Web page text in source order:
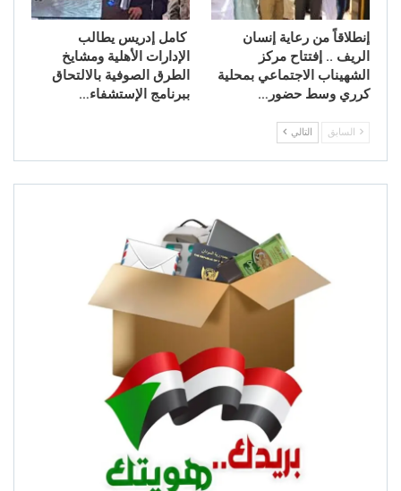
إنطلاقاً من رعاية إنسان
الريف .. إفتتاح مركز
الشهيناب الاجتماعي بمحلية
كرري وسط حضور…
كامل إدريس يطالب
الإدارات الأهلية ومشايخ
الطرق الصوفية بالالتحاق
ببرنامج الإستشفاء…
السابق التالي